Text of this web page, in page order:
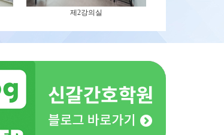
제2강의실